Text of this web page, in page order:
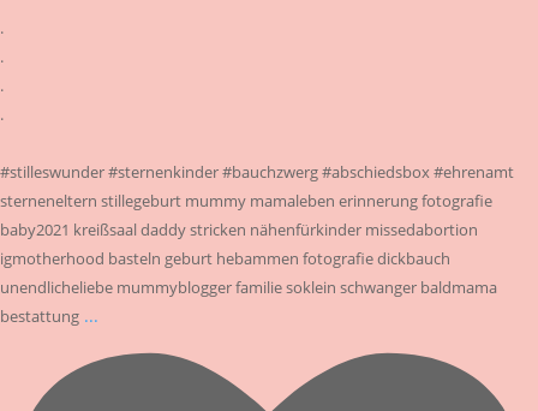
.
.
.
.
#stilleswunder #sternenkinder #bauchzwerg #abschiedsbox #ehrenamt
sterneneltern stillegeburt mummy mamaleben erinnerung fotografie
baby2021 kreißsaal daddy stricken nähenfürkinder missedabortion
igmotherhood basteln geburt hebammen fotografie dickbauch
unendlicheliebe mummyblogger familie soklein schwanger baldmama
bestattung ...